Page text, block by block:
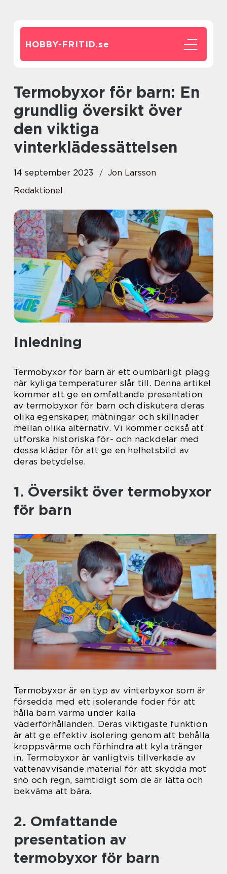
HOBBY-FRITID.se
Termobyxor för barn: En
grundlig översikt över
den viktiga
vinterklädessättelsen
14 september 2023
Jon Larsson
Redaktionel
Inledning
Termobyxor för barn är ett oumbärligt plagg
när kyliga temperaturer slår till. Denna artikel
kommer att ge en omfattande presentation
av termobyxor för barn och diskutera deras
olika egenskaper, mätningar och skillnader
mellan olika alternativ. Vi kommer också att
utforska historiska för- och nackdelar med
dessa kläder för att ge en helhetsbild av
deras betydelse.
1. Översikt över termobyxor
för barn
Termobyxor är en typ av vinterbyxor som är
försedda med ett isolerande foder för att
hålla barn varma under kalla
väderförhållanden. Deras viktigaste funktion
är att ge effektiv isolering genom att behålla
kroppsvärme och förhindra att kyla tränger
in. Termobyxor är vanligtvis tillverkade av
vattenavvisande material för att skydda mot
snö och regn, samtidigt som de är lätta och
bekväma att bära.
2. Omfattande
presentation av
termobyxor för barn